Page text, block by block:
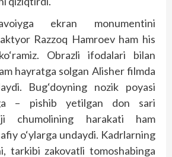
ekran monumentini
Razzoq Hamroev ham his
Obrazli ifodalari bilan
hayratga solgan Alisher filmda
Bug‘doyning nozik poyasi
– pishib yetilgan don sari
chumolining harakati ham
o‘ylarga undaydi. Kadrlarning
tarkibi zakovatli tomoshabinga